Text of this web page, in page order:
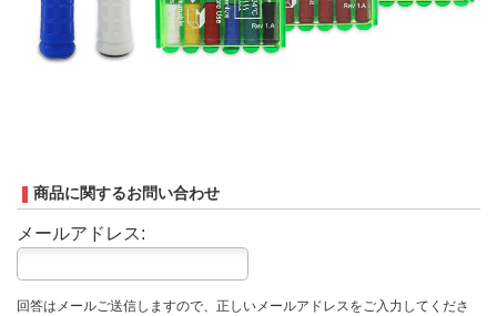
商品に関するお問い合わせ
メールアドレス:
回答はメールご送信しますので、正しいメールアドレスをご入力してくださ